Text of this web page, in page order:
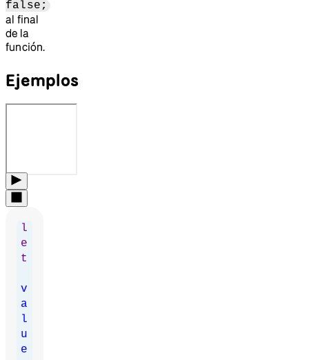
false;
al final
de la
función.
Ejemplos
l
e
t
v
a
l
u
e